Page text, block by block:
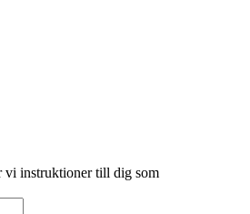
vi instruktioner till dig som